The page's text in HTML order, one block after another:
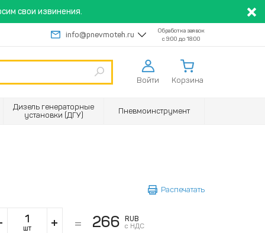
свои извинения.
info@pnevmoteh.ru
Обработка заявок
с 9:00 до 18:00
Войти Корзина
Дизель генераторные
установки (ДГУ)
Пневмоинструмент
Распечатать
шт 266
RUB
с НДС